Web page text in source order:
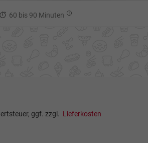
60 bis 90 Minuten
ggf. zzgl. Lieferkosten